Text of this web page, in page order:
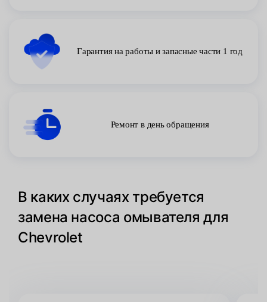
Гарантия на работы и запасные части 1 год
Ремонт в день обращения
В каких случаях требуется
замена насоса омывателя для
Chevrolet